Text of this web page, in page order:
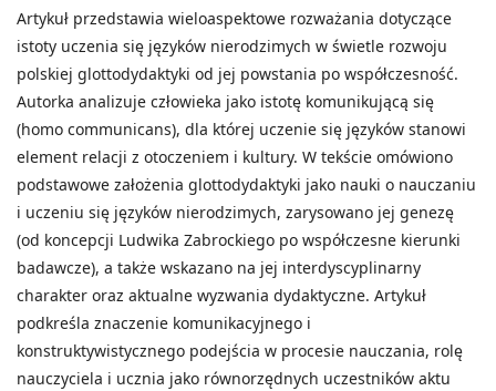
Artykuł przedstawia wieloaspektowe rozważania dotyczące
istoty uczenia się języków nierodzimych w świetle rozwoju
polskiej glottodydaktyki od jej powstania po współczesność.
Autorka analizuje człowieka jako istotę komunikującą się
(homo communicans), dla której uczenie się języków stanowi
element relacji z otoczeniem i kultury. W tekście omówiono
podstawowe założenia glottodydaktyki jako nauki o nauczaniu
i uczeniu się języków nierodzimych, zarysowano jej genezę
(od koncepcji Ludwika Zabrockiego po współczesne kierunki
badawcze), a także wskazano na jej interdyscyplinarny
charakter oraz aktualne wyzwania dydaktyczne. Artykuł
podkreśla znaczenie komunikacyjnego i
konstruktywistycznego podejścia w procesie nauczania, rolę
nauczyciela i ucznia jako równorzędnych uczestników aktu